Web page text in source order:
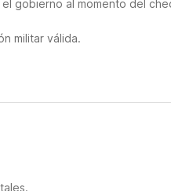
gobierno al momento del
militar válida.